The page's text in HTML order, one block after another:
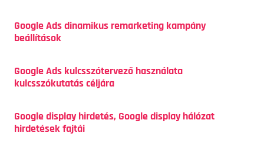
Google Ads dinamikus remarketing kampány
beállítások
Google Ads kulcsszótervező használata
kulcsszókutatás céljára
Google display hirdetés, Google display hálózat
hirdetések fajtái